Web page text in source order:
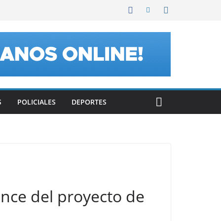
POLICIALES DEPORTES
del proyecto de